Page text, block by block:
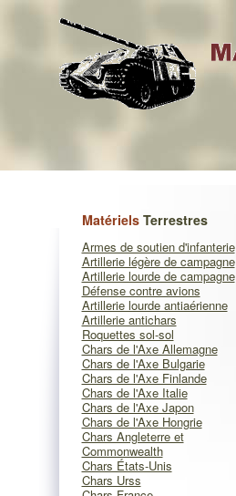
MatérielsTerrestres
Armes de soutien d'infanterie
Artillerie légère de campagne
Artillerie lourde de campagne
Défense contre avions
Artillerie lourde antiaérienne
Artillerie antichars
Roquettes sol-sol
Chars de l'Axe Allemagne
Chars de l'Axe Bulgarie
Chars de l'Axe Finlande
Chars de l'Axe Italie
Chars de l'Axe Japon
Chars de l'Axe Hongrie
Chars Angleterre et
Commonwealth
Chars États-Unis
Chars Urss